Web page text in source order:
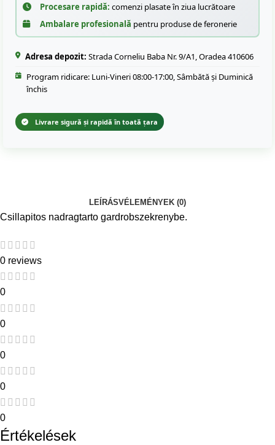
Procesare rapidă: comenzi plasate în ziua lucrătoare
Ambalare profesională pentru produse de feronerie
Adresa depozit: Strada Corneliu Baba Nr. 9/A1, Oradea 410606
Program ridicare: Luni-Vineri 08:00-17:00, Sâmbătă și Duminică
închis
Livrare sigură și rapidă în toată țara
LEÍRÁSVÉLEMÉNYEK (0)
Csillapitos nadragtarto gardrobszekrenybe.
0 reviews
0
0
0
0
0
Értékelések